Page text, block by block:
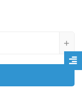
+